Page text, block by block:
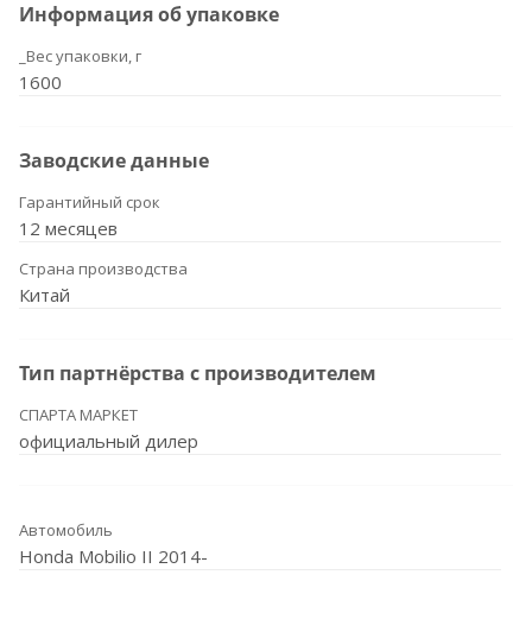
Информация об упаковке
_Вес упаковки, г
1600
Заводские данные
Гарантийный срок
12 месяцев
Страна производства
Китай
Тип партнёрства с производителем
СПАРТА МАРКЕТ
официальный дилер
Автомобиль
Honda Mobilio II 2014-